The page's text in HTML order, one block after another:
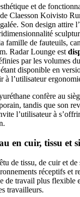
et de
Claesson Koivisto
Son design attire
famille de fauteuils,
Radar Lounge est
par les volumes
disponible en
à l’utilisateur
confère au
tandis que son
l’utilisateur à
en cuir, tissu et
de tissu, de cuir et
réceptifs et
de travail plus flexible
travailleurs.